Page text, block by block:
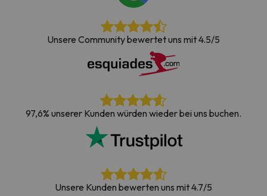
Unsere Community bewertet uns mit 4.5/5
97,6% unserer Kunden würden wieder bei uns buchen.
Unsere Kunden bewerten uns mit 4.7/5